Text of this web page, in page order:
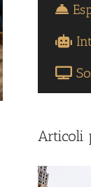
Articoli